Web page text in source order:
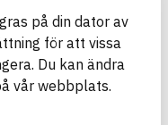
på din dator av
för att vissa
Du kan ändra
vår webbplats.